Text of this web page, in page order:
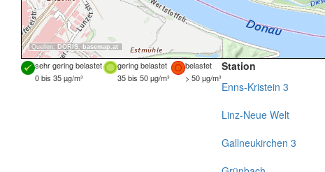
Quellen: DORIS, basemap.at
sehr gering belastet gering belastet
belastet
0 bis 35 µg/m³
35 bis 50 µg/m³ > 50 µg/m³
Station
Enns-Kristein 3
Linz-Neue Welt
Gallneukirchen 3